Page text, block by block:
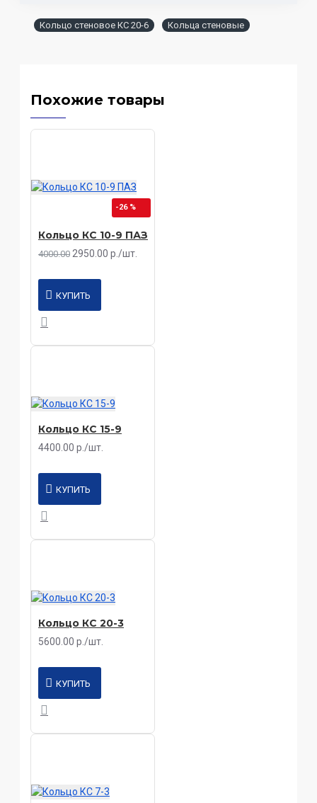
Кольцо стеновое КС 20-6 Кольца стеновые
Похожие товары
-26 %
Кольцо КС 10-9 ПАЗ
4000.00 2950.00 р./шт.
КУПИТЬ
Кольцо КС 15-9
4400.00 р./шт.
КУПИТЬ
Кольцо КС 20-3
5600.00 р./шт.
КУПИТЬ